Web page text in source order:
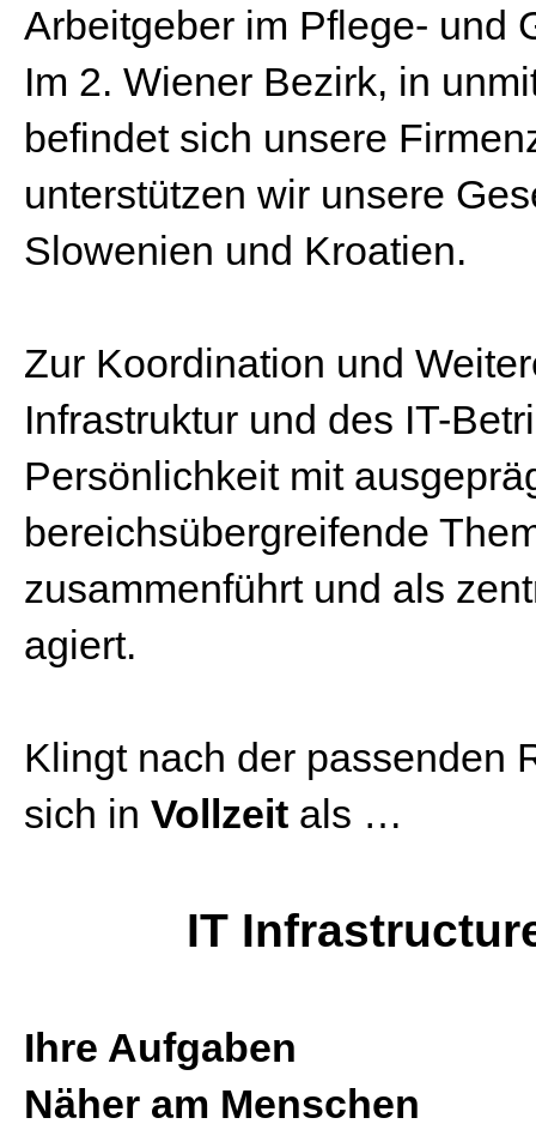
Arbeitgeber im Pflege- und
Im 2. Wiener Bezirk, in
befindet sich unsere
unterstützen wir unsere
Slowenien und Kroatien.
Zur Koordination und
Infrastruktur und des IT-
Persönlichkeit mit
bereichsübergreifende
zusammenführt und als
agiert.
Klingt nach der passenden
sich in Vollzeit als …
IT
Ihre Aufgaben
Näher am Menschen